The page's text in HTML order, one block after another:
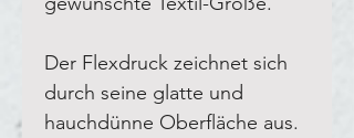
Der Flexdruck zeichnet sich
durch seine glatte und
hauchdünne Oberfläche aus.